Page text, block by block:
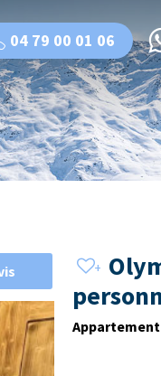
04 79 00 01 06
Appartement